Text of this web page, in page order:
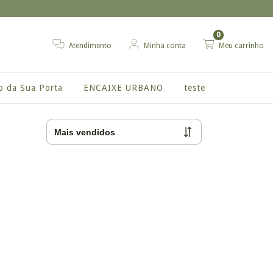
Atendimento Minha conta Meu carrinho
0
da Sua Porta ENCAIXE URBANO teste